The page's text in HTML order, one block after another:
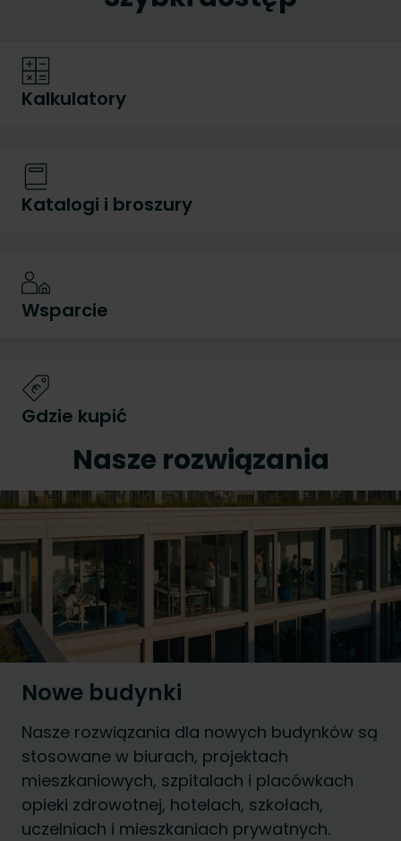
Kalkulatory
Katalogi i broszury
Wsparcie
Gdzie kupić
Nasze rozwiązania
Nowe budynki
Nasze rozwiązania dla nowych budynków są
stosowane w biurach, projektach
mieszkaniowych, szpitalach i placówkach
opieki zdrowotnej, hotelach, szkołach,
uczelniach i mieszkaniach prywatnych.